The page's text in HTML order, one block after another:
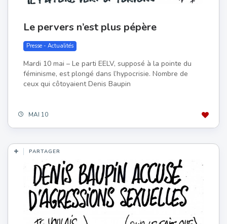
Le pervers n’est plus pépère
Presse - Actualités
Mardi 10 mai – Le parti EELV, supposé à la pointe du
féminisme, est plongé dans l’hypocrisie. Nombre de
ceux qui côtoyaient Denis Baupin
MAI 10
PARTAGER